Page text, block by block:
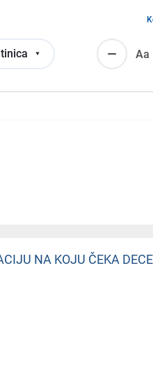
Аа
NA KOJU ČEKA